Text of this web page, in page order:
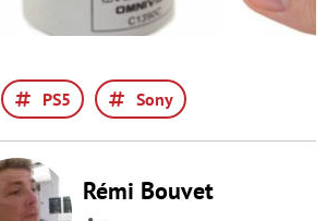
PS5 Sony
Rémi Bouvet